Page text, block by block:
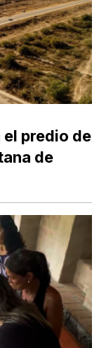
predio de
de